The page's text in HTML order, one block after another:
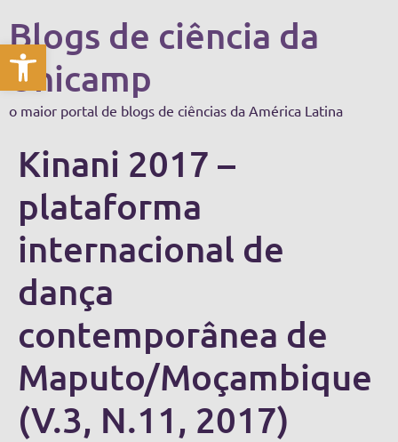
Abrir a barra de ferramentas
Blogs de ciência da
Unicamp
o maior portal de blogs de ciências da América Latina
Kinani 2017 –
plataforma
internacional de
dança
contemporânea de
Maputo/Moçambique
(V.3, N.11, 2017)